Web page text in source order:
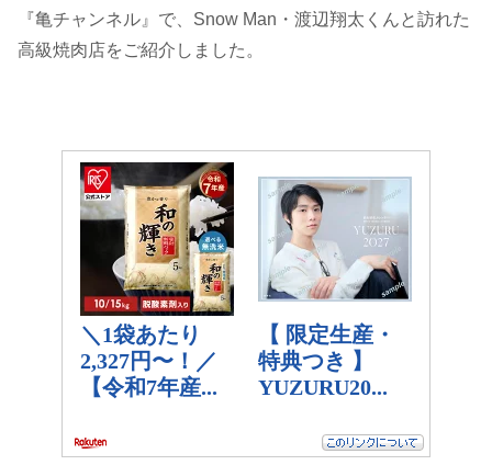
『亀チャンネル』で、Snow Man・渡辺翔太くんと訪れた
高級焼肉店をご紹介しました。